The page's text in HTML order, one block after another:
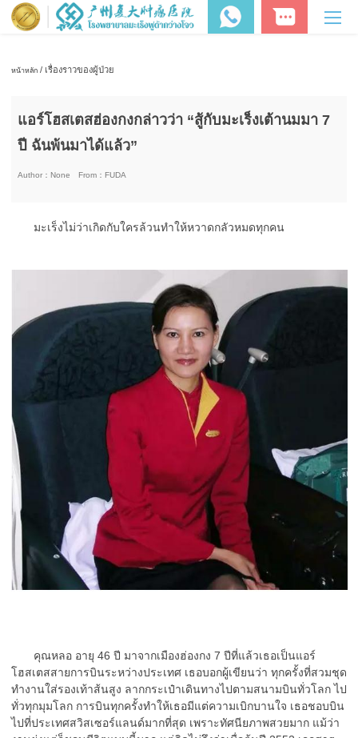
หน้าหลัก/ เรื่องราวของผู้ป่วย
แอร์โฮสเตสฮ่องกงกล่าวว่า “สู้กับมะเร็งเต้านมมา 7
ปี ฉันพ้นมาได้แล้ว”
Author： None From： FUDA
มะเร็งไม่ว่าเกิดกับใครล้วนทำให้หวาดกลัวหมดทุกคน
คุณหลอ อายุ 46 ปี มาจากเมืองฮ่องกง 7 ปีที่แล้วเธอเป็นแอร์
โฮสเตสสายการบินระหว่างประเทศ เธอบอกผู้เขียนว่า ทุกครั้งที่สวมชุด
ทำงานใส่รองเท้าส้นสูง ลากกระเป๋าเดินทางไปตามสนามบินทั่วโลก ไป
ทั่วทุกมุมโลก การบินทุกครั้งทำให้เธอมีแต่ความเบิกบานใจ เธอชอบบิน
ไปที่ประเทศสวิสเซอร์แลนด์มากที่สุด เพราะทัศนียภาพสวยมาก แม้ว่า